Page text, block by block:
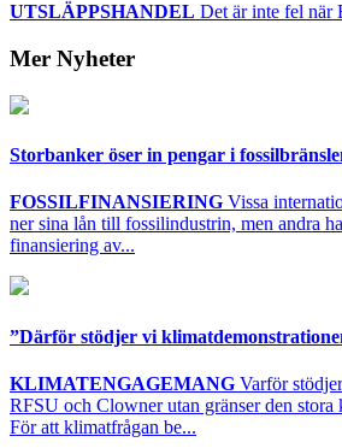
UTSLÄPPSHANDEL Det är inte fel när
Mer Nyheter
Storbanker öser in pengar i
FOSSILFINANSIERING Vissa
ner sina lån till fossilindustrin, men andra
finansiering av...
”Därför stödjer vi
KLIMATENGAGEMANG Varför
RFSU och Clowner utan gränser den stora
För att klimatfrågan be...